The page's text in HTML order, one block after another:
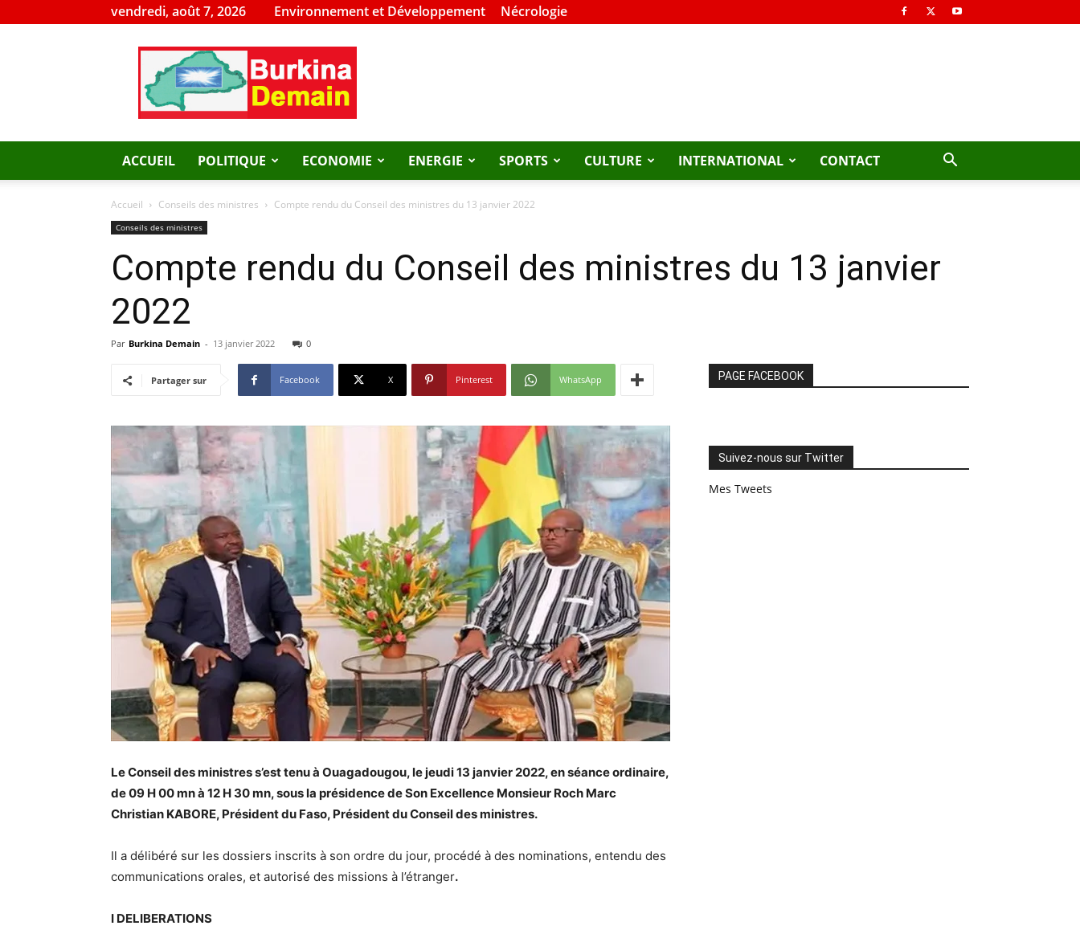
vendredi, août 7, 2026 Environnement et Développement Nécrologie
Burkina
Demain
ACCUEIL POLITIQUE ECONOMIE ENERGIE SPORTS CULTURE INTERNATIONAL CONTACT
Accueil Conseils des ministres Compte rendu du Conseil des ministres du 13 janvier 2022
Conseils des ministres
Compte rendu du Conseil des ministres du 13 janvier
2022
Par Burkina Demain - 13 janvier 2022 0
Partager sur Facebook X Pinterest WhatsApp
Le Conseil des ministres s’est tenu à Ouagadougou, le jeudi 13 janvier 2022, en séance ordinaire,
de 09 H 00 mn à 12 H 30 mn, sous la présidence de Son Excellence Monsieur Roch Marc
Christian KABORE, Président du Faso, Président du Conseil des ministres.
Il a délibéré sur les dossiers inscrits à son ordre du jour, procédé à des nominations, entendu des
communications orales, et autorisé des missions à l’étranger.
I DELIBERATIONS
PAGE FACEBOOK
Suivez-nous sur Twitter
Mes Tweets